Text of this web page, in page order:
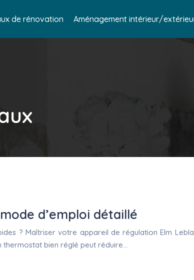
de rénovation Aménagement intérieur/
d’emploi détaillé
? Maîtriser votre appareil de régulation Elm
thermostat bien réglé peut réduire…